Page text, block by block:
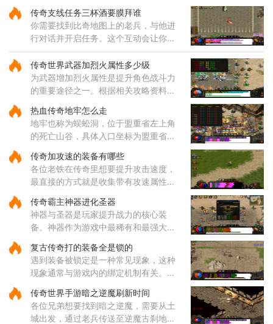
传奇支线任务三杯酒要膜拜谁
你需要找到比奇地图上的老兵，与他进
行对话并开启任务。这个互动会让你了
解任务的基本要求，并根据提示继续下
一步行动。与引路使者对话后，就会明
确得知需要完成膜拜动作的对
传奇世界武器加烈火属性多少级
为武器增加烈火属性是提升角色战斗力
的重要途径之一。根据相关攻略资料显
关，通常需要玩家先将角色等级提升到
足够高度。技能的威力与等级
热血传奇地牢怎么走
地牢也称为蜈蚣洞，位于盟重省左上角
的死亡山谷，具体入口坐标为盟重省的
家会直接来到地牢一层东，这里是蜈蚣
洞地图的起始区域。地牢内部的路
传奇加攻速的装备有哪些
各位老铁在传奇里想要提升攻击速度，
最直接的方式就是收集带有攻速属性的
风套装里的戒指和项链，只需要一枚狂
风戒指就能给你增加一点攻击
传奇霸主神器进化圣器
神器与圣器是玩家提升战力的核心装
备。神器作为游戏中最稀有和最强大的
每种神器都具备独特的技能和被动效
果。玩家收集一定数量的神器后，
复古传奇打的装备全是锁的
遇到装备被锁定是一种常见现象，这种
现象通常与游戏内的绑定机制有关。部
上，这种绑定状态会限制装备的交易和
丢弃功能。装备锁定是游戏设计
传奇世界手游暗之逆魔刷新时间
各位兄弟想要找到暗之逆魔，需要从土
城出发，通过老兵传送至逆魔古刹地